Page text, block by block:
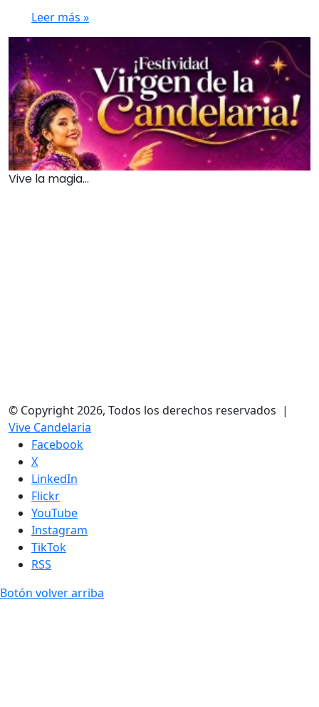
Leer más »
Vive la magia...
© Copyright 2026, Todos los derechos reservados |
Vive Candelaria
Facebook
X
LinkedIn
Flickr
YouTube
Instagram
TikTok
RSS
Botón volver arriba